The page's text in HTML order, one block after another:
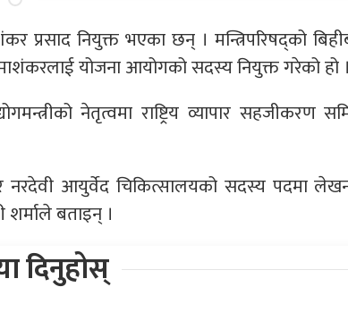
प्रसाद नियुक्त भएका छन् । मन्त्रिपरिषद्को
योजना आयोगको सदस्य नियुक्त गरेको हो ।
नेतृत्वमा राष्ट्रिय व्यापार सहजीकरण
नरदेवी आयुर्वेद चिकित्सालयको सदस्य पदमा
शर्माले बताइन् ।
दिनुहोस्